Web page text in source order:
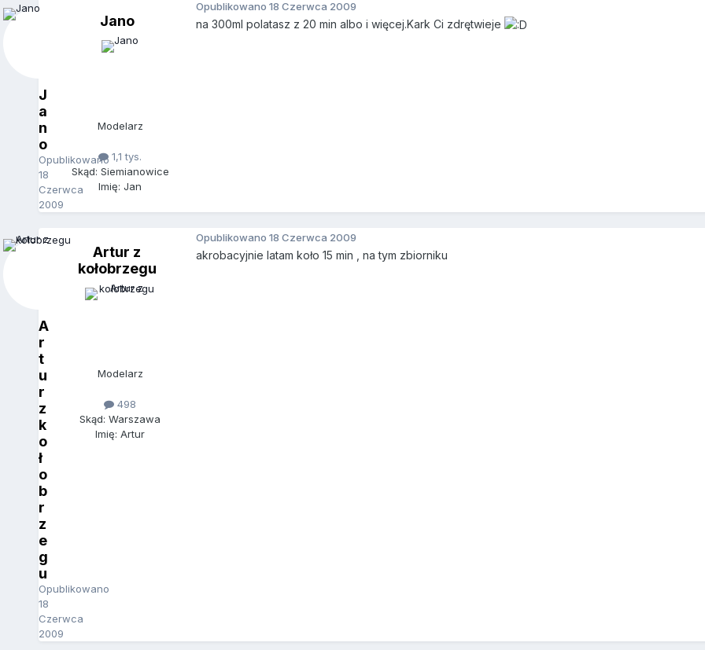
J
a
n
o
Opublikowano
18
Czerwca
2009
Jano
Modelarz
1,1 tys.
Skąd: Siemianowice
Imię: Jan
Opublikowano 18 Czerwca 2009
na 300ml polatasz z 20 min albo i więcej.Kark Ci zdrętwieje
A
r
t
u
r
z
k
o
ł
o
b
r
z
e
g
u
Opublikowano
18
Czerwca
2009
Artur z
kołobrzegu
Modelarz
498
Skąd: Warszawa
Imię: Artur
Opublikowano 18 Czerwca 2009
akrobacyjnie latam koło 15 min , na tym zbiorniku